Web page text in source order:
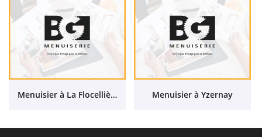
Menuisier à La Flocellière Menuisier à Yzernay